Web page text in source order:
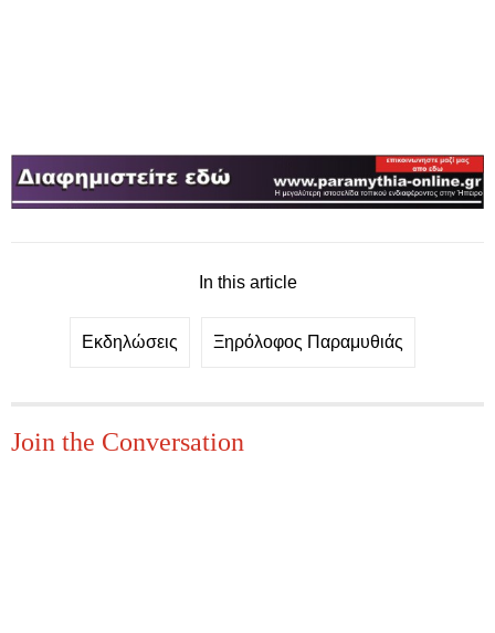
In this article
Εκδηλώσεις Ξηρόλοφος Παραμυθιάς
Join the Conversation